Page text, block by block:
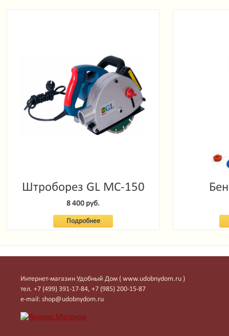
Штроборез GL MC-150
8 400 руб.
Подробнее
Интернет-магазин Удобный Дом ( www.udobnydom.ru )
тел. +7 (499) 391-17-84, +7 (985) 200-15-87
e-mail: shop@udobnydom.ru